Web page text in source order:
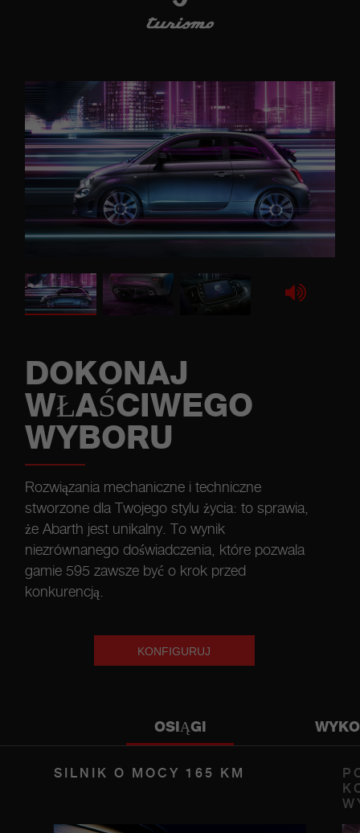
DOKONAJ
WŁAŚCIWEGO
WYBORU
Rozwiązania mechaniczne i techniczne
stworzone dla Twojego stylu życia: to sprawia,
że Abarth jest unikalny. To wynik
niezrównanego doświadczenia, które pozwala
gamie 595 zawsze być o krok przed
konkurencją.
KONFIGURUJ
OSIĄGI
SILNIK O MOCY 165 KM